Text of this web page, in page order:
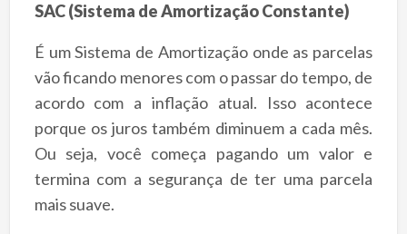
SAC (Sistema de Amortização Constante)
É um Sistema de Amortização onde as parcelas
vão ficando menores com o passar do tempo, de
acordo com a inflação atual. Isso acontece
porque os juros também diminuem a cada mês.
Ou seja, você começa pagando um valor e
termina com a segurança de ter uma parcela
mais suave.